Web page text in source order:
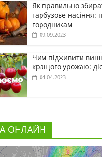
Як правильно
гарбузове насіння:
городникам
09.09.2023
Чим підживити
кращого урожаю:
04.04.2023
ОНЛАЙН